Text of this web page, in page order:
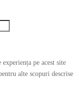
pe acest site
alte scopuri descrise